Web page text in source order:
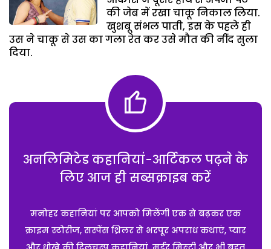
की जेब में रखा चाकू निकाल लिया.
खुशबू संभल पाती, इस के पहले ही
उस ने चाकू से उस का गला रेत कर उसे मौत की नींद सुला
दिया.
अनलिमिटेड कहानियां-आर्टिकल पढ़ने के
लिए आज ही सब्सक्राइब करें
मनोहर कहानियां पर आपको मिलेंगी एक से बढ़कर एक
क्राइम स्टोरीज, सस्पेंस थ्रिलर से भरपूर अपराध कथाएं, प्यार